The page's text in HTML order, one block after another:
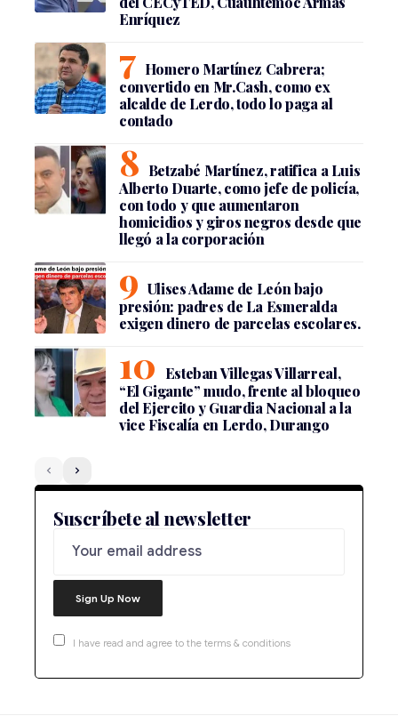
Enríquez
Homero Martínez Cabrera;
convertido en Mr.Cash, como ex
alcalde de Lerdo, todo lo paga al
contado
Betzabé Martínez, ratifica a Luis
Alberto Duarte, como jefe de policía,
con todo y que aumentaron
homicidios y giros negros desde que
llegó a la corporación
Ulises Adame de León bajo
presión: padres de La Esmeralda
exigen dinero de parcelas escolares.
Esteban Villegas Villarreal,
“El Gigante” mudo, frente al bloqueo
del Ejercito y Guardia Nacional a la
vice Fiscalía en Lerdo, Durango
Suscríbete al newsletter
I have read and agree to the terms & conditions